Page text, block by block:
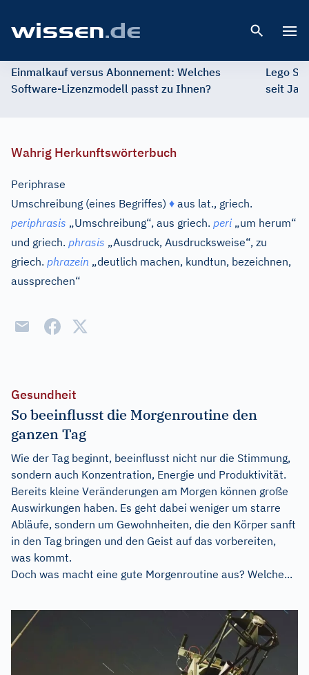
Einmalkauf versus Abonnement: Welches
Software-Lizenzmodell passt zu Ihnen?
Lego
seit
Wahrig Herkunftswörterbuch
Periphrase
Umschreibung (eines Begriffes) ♦ aus lat., griech.
periphrasis „Umschreibung“, aus griech. peri„um herum“
und griech. phrasis „Ausdruck, Ausdrucksweise“, zu
griech. phrazein „deutlich machen, kundtun, bezeichnen,
aussprechen“
Gesundheit
So beeinflusst die Morgenroutine den
ganzen Tag
Wie der Tag beginnt, beeinflusst nicht nur die Stimmung,
sondern auch Konzentration, Energie und Produktivität.
Bereits kleine Veränderungen am Morgen können große
Auswirkungen haben. Es geht dabei weniger um starre
Abläufe, sondern um Gewohnheiten, die den Körper sanft
in den Tag bringen und den Geist auf das vorbereiten,
was kommt.
Doch was macht eine gute Morgenroutine aus? Welche...